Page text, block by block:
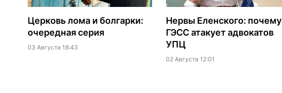
Церковь лома и болгарки:
очередная серия
03 Августа 18:43
Нервы Еленского: почему
ГЭСС атакует адвокатов
УПЦ
02 Августа 12:01